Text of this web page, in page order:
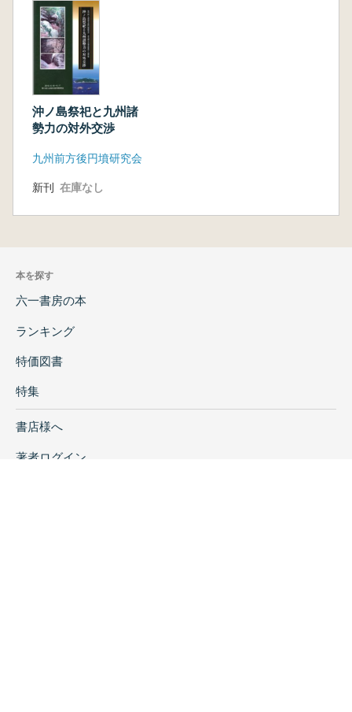
沖ノ島祭祀と九州諸
勢力の対外交渉
九州前方後円墳研究会
新刊 在庫なし
本を探す
六一書房の本
ランキング
特価図書
特集
書店様へ
著者ログイン